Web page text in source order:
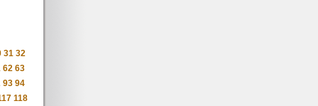
31 32
62 63
93 94
118